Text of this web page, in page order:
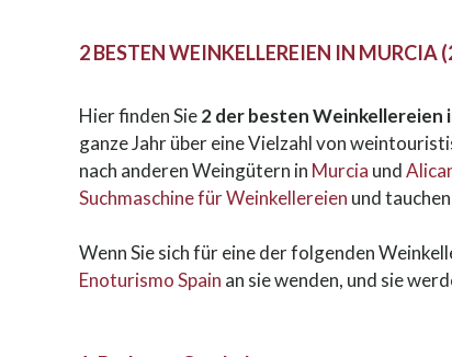
2 BESTEN WEINKELLEREIEN IN MURCIA
Hier finden Sie2 der besten Weinkellereien
ganze Jahr über eine Vielzahl von
nach anderen Weingütern in Murcia und
Suchmaschine für Weinkellereien und
Wenn Sie sich für eine der folgenden
Enoturismo Spain an sie wenden, und sie